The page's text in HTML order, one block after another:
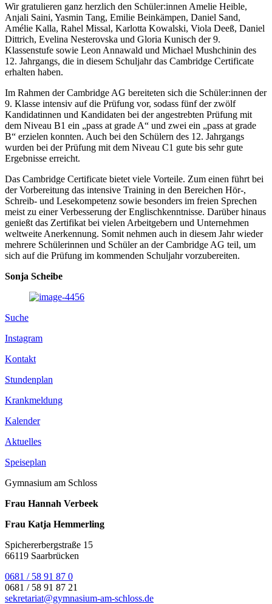
Wir gratulieren ganz herzlich den Schüler:innen Amelie Heible,
Anjali Saini, Yasmin Tang, Emilie Beinkämpen, Daniel Sand,
Amélie Kalla, Rahel Missal, Karlotta Kowalski, Viola Deeß, Daniel
Dittrich, Evelina Nesterovska und Gloria Kunisch der 9.
Klassenstufe sowie Leon Annawald und Michael Mushchinin des
12. Jahrgangs, die in diesem Schuljahr das Cambridge Certificate
erhalten haben.
Im Rahmen der Cambridge AG bereiteten sich die Schüler:innen der
9. Klasse intensiv auf die Prüfung vor, sodass fünf der zwölf
Kandidatinnen und Kandidaten bei der angestrebten Prüfung mit
dem Niveau B1 ein „pass at grade A“ und zwei ein „pass at grade
B“ erzielen konnten. Auch bei den Schülern des 12. Jahrgangs
wurden bei der Prüfung mit dem Niveau C1 gute bis sehr gute
Ergebnisse erreicht.
Das Cambridge Certificate bietet viele Vorteile. Zum einen führt bei
der Vorbereitung das intensive Training in den Bereichen Hör-,
Schreib- und Lesekompetenz sowie besonders im freien Sprechen
meist zu einer Verbesserung der Englischkenntnisse. Darüber hinaus
genießt das Zertifikat bei vielen Arbeitgebern und Unternehmen
weltweite Anerkennung. Somit nehmen auch in diesem Jahr wieder
mehrere Schülerinnen und Schüler an der Cambridge AG teil, um
sich auf die Prüfung im kommenden Schuljahr vorzubereiten.
Sonja Scheibe
Suche
Instagram
Kontakt
Stundenplan
Krankmeldung
Kalender
Aktuelles
Speiseplan
Gymnasium am Schloss
Frau Hannah Verbeek
Frau Katja Hemmerling
Spichererbergstraße 15
66119 Saarbrücken
0681 / 58 91 87 0
0681 / 58 91 87 21
sekretariat@gymnasium-am-schloss.de